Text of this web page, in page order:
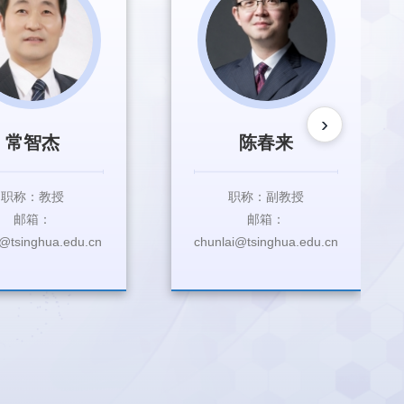
常智杰
职称：教授
邮箱：
陈春来
职称：副教授
邮箱：
chunlai@tsinghua.edu.cn
›